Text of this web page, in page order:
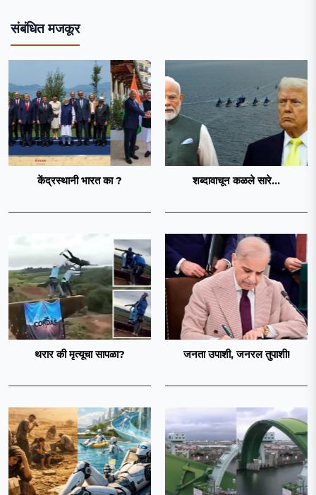
संबंधित मजकूर
केंद्रस्थानी भारत का ? शब्दावाचून कळले सारे...
थरार की मृत्यूचा सापळा? जनता उपाशी, जनरल तुपाशी!